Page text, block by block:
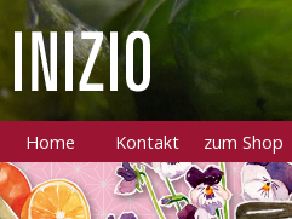
Home Kontakt zum Shop